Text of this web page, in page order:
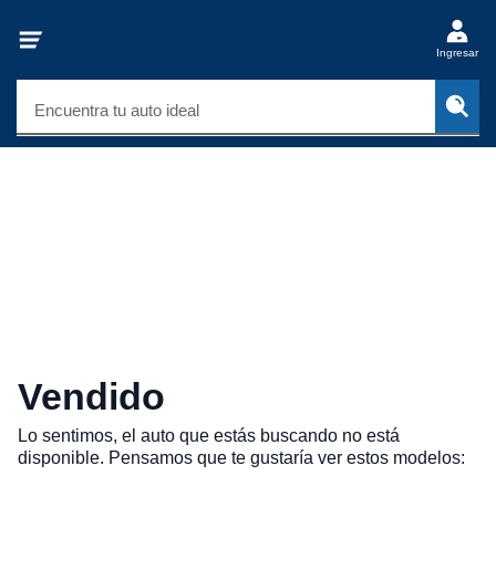
Ingresar
Encuentra tu auto ideal
Vendido
Lo sentimos, el auto que estás buscando no está
disponible. Pensamos que te gustaría ver estos modelos: